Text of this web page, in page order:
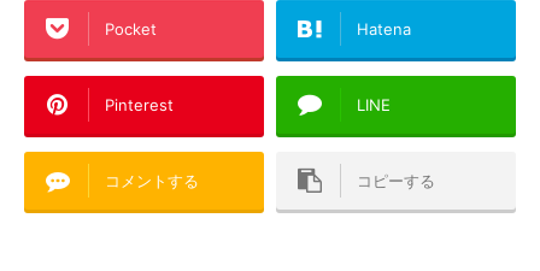
Pocket Hatena
Pinterest LINE
コメントする コピーする